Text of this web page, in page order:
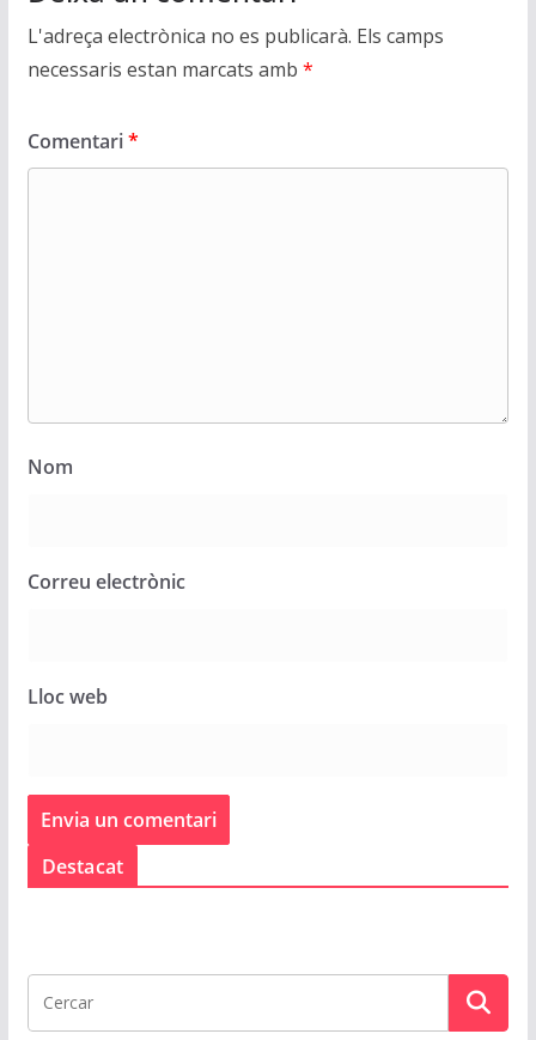
L'adreça electrònica no es publicarà. Els camps
necessaris estan marcats amb *
Comentari*
Nom
Correu electrònic
Lloc web
Destacat